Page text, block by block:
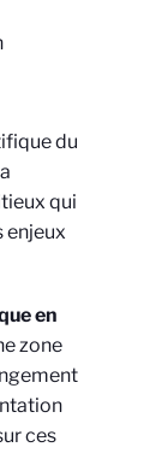
du
qui
enjeux
en
zone
ces